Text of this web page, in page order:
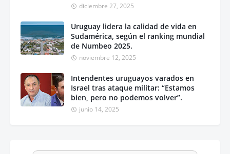
diciembre 27, 2025
Uruguay lidera la calidad de vida en
Sudamérica, según el ranking mundial
de Numbeo 2025.
noviembre 12, 2025
Intendentes uruguayos varados en
Israel tras ataque militar: “Estamos
bien, pero no podemos volver”.
junio 14, 2025